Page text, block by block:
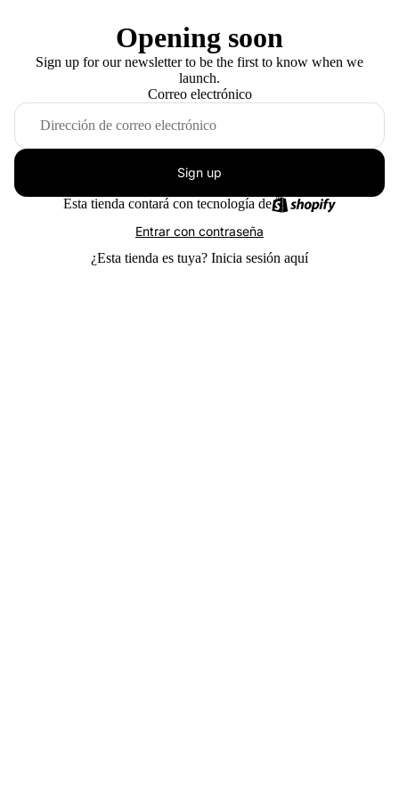
Opening soon
Sign up for our newsletter to be the first to know when we
launch.
Correo electrónico
Sign up
Esta tienda contará con tecnología de
Entrar con contraseña
¿Esta tienda es tuya? Inicia sesión aquí